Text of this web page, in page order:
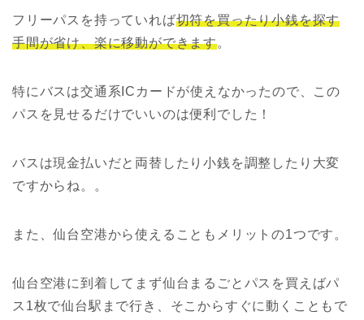
フリーパスを持っていれば切符を買ったり小銭を探す
手間が省け、楽に移動ができます。
特にバスは交通系ICカードが使えなかったので、この
パスを見せるだけでいいのは便利でした！
バスは現金払いだと両替したり小銭を調整したり大変
ですからね。。
また、仙台空港から使えることもメリットの1つです。
仙台空港に到着してまず仙台まるごとパスを買えばパ
ス1枚で仙台駅まで行き、そこからすぐに動くこともで